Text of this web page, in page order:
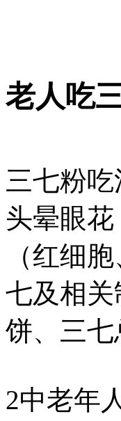
老人吃
三七粉
头晕眼
（红细
七及相
饼、三
2中老年